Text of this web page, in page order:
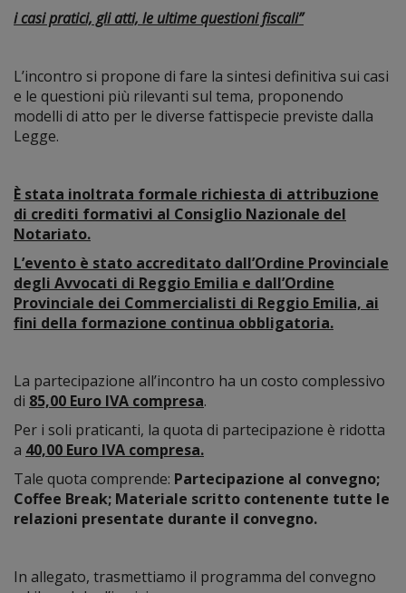
i casi pratici, gli atti, le ultime questioni fiscali”
L’incontro si propone di fare la sintesi definitiva sui casi
e le questioni più rilevanti sul tema, proponendo
modelli di atto per le diverse fattispecie previste dalla
Legge.
È stata inoltrata formale richiesta di attribuzione
di crediti formativi al Consiglio Nazionale del
Notariato.
L’evento è stato accreditato dall’Ordine Provinciale
degli Avvocati di Reggio Emilia e dall’Ordine
Provinciale dei Commercialisti di Reggio Emilia, ai
fini della formazione continua obbligatoria.
La partecipazione all’incontro ha un costo complessivo
di 85,00 Euro IVA compresa.
Per i soli praticanti, la quota di partecipazione è ridotta
a 40,00 Euro IVA compresa.
Tale quota comprende: Partecipazione al convegno;
Coffee Break; Materiale scritto contenente tutte le
relazioni presentate durante il convegno.
In allegato, trasmettiamo il programma del convegno